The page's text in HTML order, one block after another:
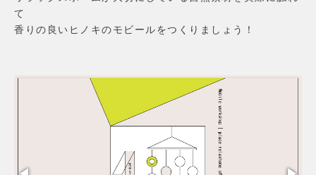
リラックスホームについて
会社概要
コンセプト
て
香りの良いヒノキのモビールをつくりましょう！